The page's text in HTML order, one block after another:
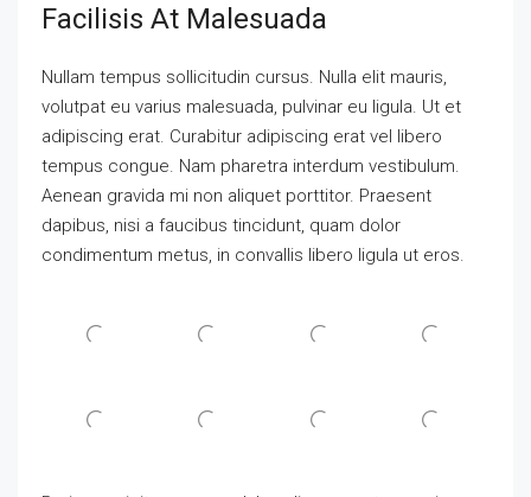
Facilisis At Malesuada
Nullam tempus sollicitudin cursus. Nulla elit mauris,
volutpat eu varius malesuada, pulvinar eu ligula. Ut et
adipiscing erat. Curabitur adipiscing erat vel libero
tempus congue. Nam pharetra interdum vestibulum.
Aenean gravida mi non aliquet porttitor. Praesent
dapibus, nisi a faucibus tincidunt, quam dolor
condimentum metus, in convallis libero ligula ut eros.